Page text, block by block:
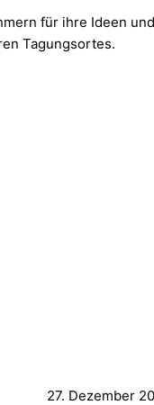
für ihre Ideen
Tagungsortes.
27. Dezember